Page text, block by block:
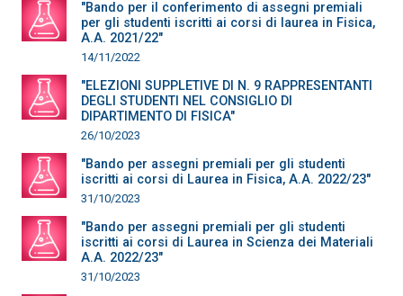
"Bando per il conferimento di assegni premiali
per gli studenti iscritti ai corsi di laurea in Fisica,
A.A. 2021/22"
14/11/2022
"ELEZIONI SUPPLETIVE DI N. 9 RAPPRESENTANTI
DEGLI STUDENTI NEL CONSIGLIO DI
DIPARTIMENTO DI FISICA"
26/10/2023
"Bando per assegni premiali per gli studenti
iscritti ai corsi di Laurea in Fisica, A.A. 2022/23"
31/10/2023
"Bando per assegni premiali per gli studenti
iscritti ai corsi di Laurea in Scienza dei Materiali
A.A. 2022/23"
31/10/2023